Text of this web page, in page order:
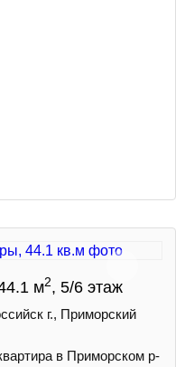
м2, 5/6 этаж
г., Приморский
в Приморском р-